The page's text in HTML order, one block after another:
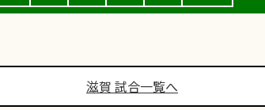
滋賀 試合一覧へ